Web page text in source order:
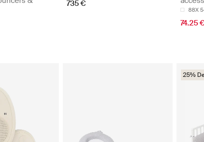
735 €
88X
74.25
25%